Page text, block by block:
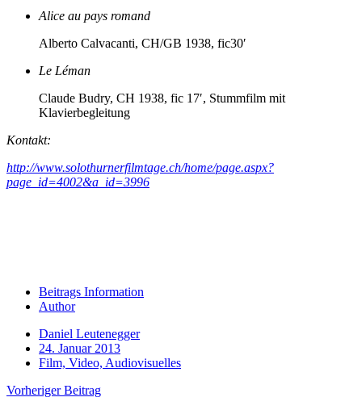
Alice au pays romand
Alberto Calvacanti, CH/GB 1938, fic30′
Le Léman
Claude Budry, CH 1938, fic 17′, Stummfilm mit
Klavierbegleitung
Kontakt:
http://www.solothurnerfilmtage.ch/home/page.aspx?
page_id=4002&a_id=3996
Beitrags Information
Author
Daniel Leutenegger
24. Januar 2013
Film, Video, Audiovisuelles
Vorheriger Beitrag